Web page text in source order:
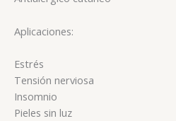
Aplicaciones:
Estrés
Tensión nerviosa
Insomnio
Pieles sin luz